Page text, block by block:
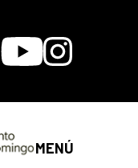
YoutubeInstagram
MENÚ